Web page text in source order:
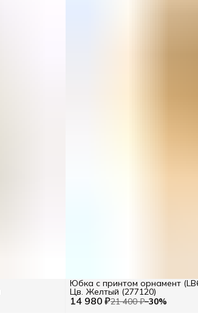
14 980 ₽21 400 ₽−30%
Юбка с принтом орнамент
Цв. Желтый (277120)